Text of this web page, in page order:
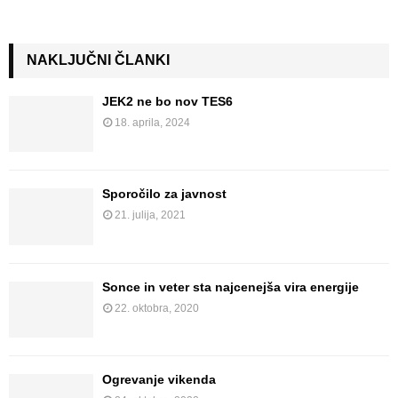
NAKLJUČNI ČLANKI
JEK2 ne bo nov TEŠ6
18. aprila, 2024
Sporočilo za javnost
21. julija, 2021
Sonce in veter sta najcenejša vira energije
22. oktobra, 2020
Ogrevanje vikenda